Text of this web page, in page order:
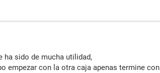
ha sido de mucha utilidad,
empezar con la otra caja apenas termine con